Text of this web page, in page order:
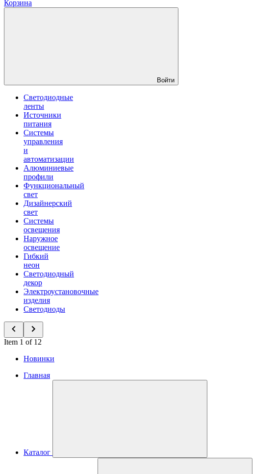
Корзина
Войти
Светодиодные
ленты
Источники
питания
Системы
управления
и
автоматизации
Алюминиевые
профили
Функциональный
свет
Дизайнерский
свет
Системы
освещения
Наружное
освещение
Гибкий
неон
Светодиодный
декор
Электроустановочные
изделия
Светодиоды
Item 1 of 12
Новинки
Главная
Каталог